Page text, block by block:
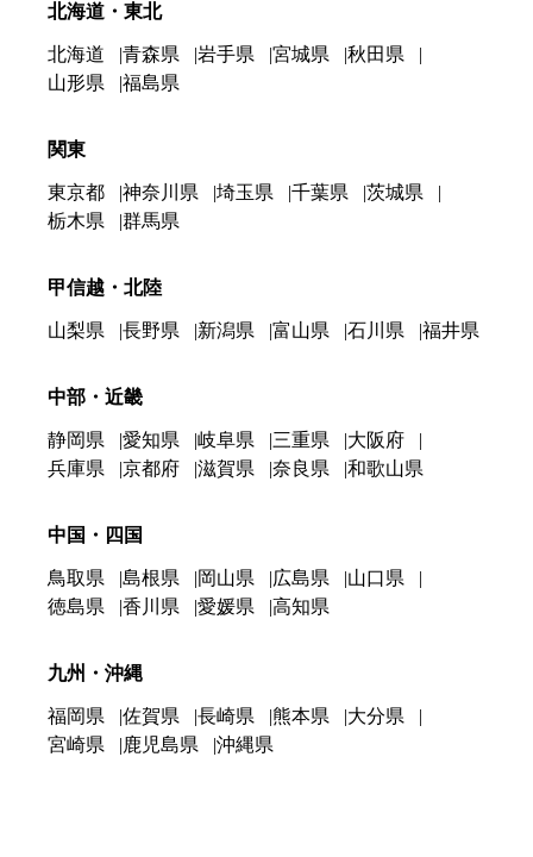
北海道・東北
北海道 青森県 岩手県 宮城県
秋田県
山形県
福島県
関東
東京都 神奈川県 埼玉県 千葉県
茨城県
栃木県
群馬県
甲信越・北陸
山梨県 長野県 新潟県 富山県 石川県 福井県
中部・近畿
静岡県 愛知県 岐阜県 三重県
大阪府
兵庫県
京都府 滋賀県 奈良県 和歌山県
中国・四国
鳥取県 島根県 岡山県 広島県
山口県
徳島県
香川県 愛媛県 高知県
九州・沖縄
福岡県 佐賀県 長崎県 熊本県
大分県
宮崎県
鹿児島県 沖縄県